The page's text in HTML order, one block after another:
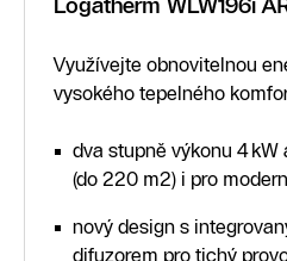
Logatherm WLW196i
Využívejte obnovitelnou
vysokého tepelného
dva stupně výkonu 4 kW
(do 220 m2) i pro
nový design s
difuzorem pro tichý